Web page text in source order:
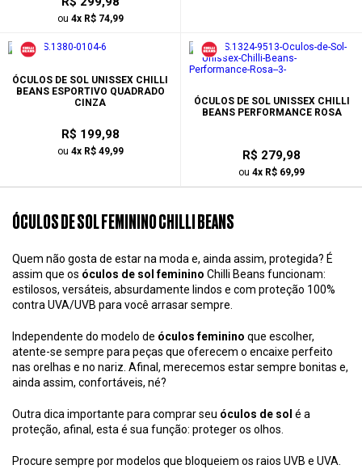
ou 4x R$ 74,99
ÓCULOS DE SOL UNISSEX CHILLI
BEANS ESPORTIVO QUADRADO
CINZA
R$ 199,98
ou 4x R$ 49,99
ÓCULOS DE SOL UNISSEX CHILLI
BEANS PERFORMANCE ROSA
R$ 279,98
ou 4x R$ 69,99
ÓCULOS DE SOL FEMININO CHILLI BEANS
Quem não gosta de estar na moda e, ainda assim, protegida? É
assim que os óculos de sol feminino Chilli Beans funcionam:
estilosos, versáteis, absurdamente lindos e com proteção 100%
contra UVA/UVB para você arrasar sempre.
Independente do modelo de óculos feminino que escolher,
atente-se sempre para peças que oferecem o encaixe perfeito
nas orelhas e no nariz. Afinal, merecemos estar sempre bonitas e,
ainda assim, confortáveis, né?
Outra dica importante para comprar seu óculos de sol é a
proteção, afinal, esta é sua função: proteger os olhos.
Procure sempre por modelos que bloqueiem os raios UVB e UVA.